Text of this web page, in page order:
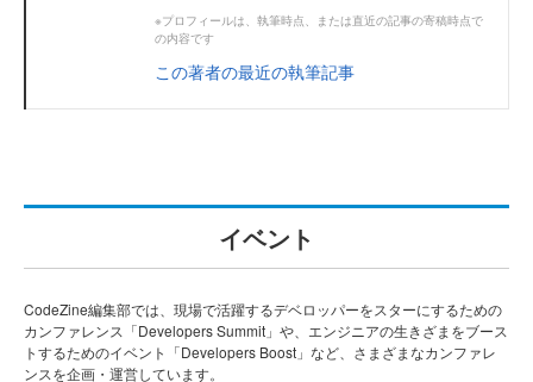
※プロフィールは、執筆時点、または直近の記事の寄稿時点で
の内容です
この著者の最近の執筆記事
イベント
CodeZine編集部では、現場で活躍するデベロッパーをスターにするための
カンファレンス「Developers Summit」や、エンジニアの生きざまをブース
トするためのイベント「Developers Boost」など、さまざまなカンファレ
ンスを企画・運営しています。